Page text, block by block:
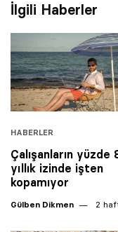
İlgili Haberler
HABERLER
Çalışanların yüzde
yıllık izinde işten
kopamıyor
Gülben Dikmen 2